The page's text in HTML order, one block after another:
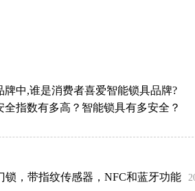
牌中,谁是消费者喜爱智能锁具品牌?
全指数有多高？智能锁具有多安全？
锁，带指纹传感器，NFC和蓝牙功能